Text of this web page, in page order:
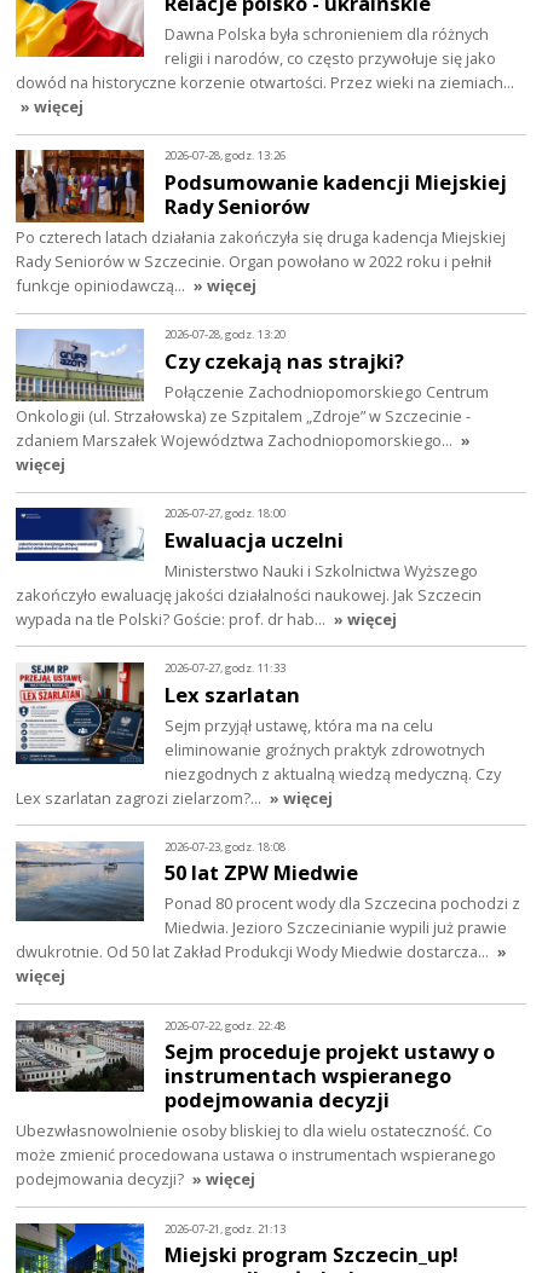
Dawna Polska była schronieniem dla różnych
religii i narodów, co często przywołuje się jako
dowód na historyczne korzenie otwartości. Przez wieki na ziemiach…
» więcej
2026-07-28, godz. 13:26
Podsumowanie kadencji Miejskiej
Rady Seniorów
Po czterech latach działania zakończyła się druga kadencja Miejskiej
Rady Seniorów w Szczecinie. Organ powołano w 2022 roku i pełnił
funkcje opiniodawczą… » więcej
2026-07-28, godz. 13:20
Czy czekają nas strajki?
Połączenie Zachodniopomorskiego Centrum
Onkologii (ul. Strzałowska) ze Szpitalem „Zdroje” w Szczecinie -
zdaniem Marszałek Województwa Zachodniopomorskiego… »
więcej
2026-07-27, godz. 18:00
Ewaluacja uczelni
Ministerstwo Nauki i Szkolnictwa Wyższego
zakończyło ewaluację jakości działalności naukowej. Jak Szczecin
wypada na tle Polski? Goście: prof. dr hab… » więcej
2026-07-27, godz. 11:33
Lex szarlatan
Sejm przyjął ustawę, która ma na celu
eliminowanie groźnych praktyk zdrowotnych
niezgodnych z aktualną wiedzą medyczną. Czy
Lex szarlatan zagrozi zielarzom?… » więcej
2026-07-23, godz. 18:08
50 lat ZPW Miedwie
Ponad 80 procent wody dla Szczecina pochodzi z
Miedwia. Jezioro Szczecinianie wypili już prawie
dwukrotnie. Od 50 lat Zakład Produkcji Wody Miedwie dostarcza… »
więcej
2026-07-22, godz. 22:48
Sejm proceduje projekt ustawy o
instrumentach wspieranego
podejmowania decyzji
Ubezwłasnowolnienie osoby bliskiej to dla wielu ostateczność. Co
może zmienić procedowana ustawa o instrumentach wspieranego
podejmowania decyzji? » więcej
2026-07-21, godz. 21:13
Miejski program Szczecin_up!